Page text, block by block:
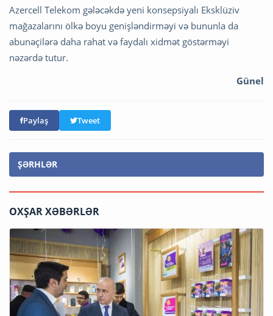
Azercell Telekom gələcəkdə yeni konsepsiyalı Eksklüziv
mağazalarını ölkə boyu genişləndirməyi və bununla da
abunəçilərə daha rahat və faydalı xidmət göstərməyi
nəzərdə tutur.
Günel
Paylaş Tweet
ŞƏRHLƏR
OXŞAR XƏBƏRLƏR